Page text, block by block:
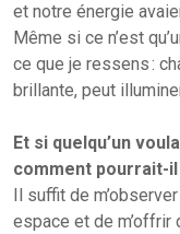
et notre énergie
Même si ce n’est
ce que je ressens :
brillante, peut
Et si quelqu’un
comment pourrait-
Il suffit de
espace et de m’offrir